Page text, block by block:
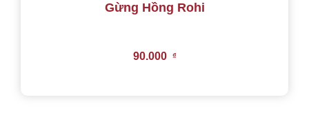
Gừng Hồng Rohi
90.000 ₫